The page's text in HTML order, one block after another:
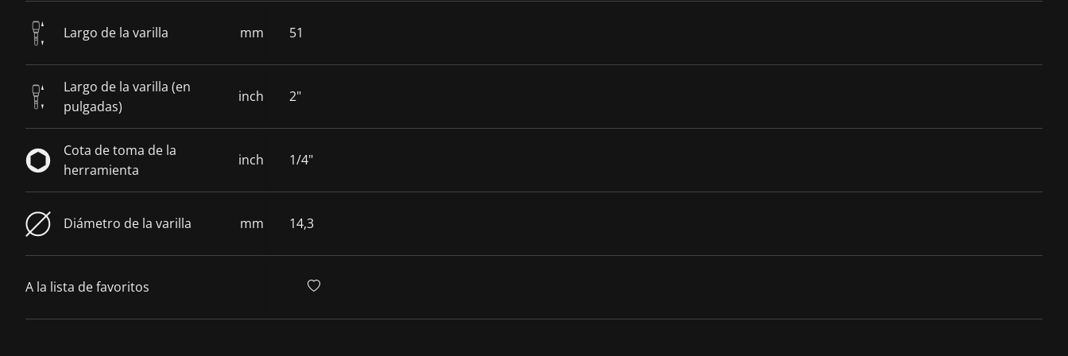
Largo de la varilla mm 51
Largo de la varilla (en
pulgadas)
inch 2"
Cota de toma de la
herramienta
inch 1/4"
Diámetro de la varilla mm 14,3
A la lista de favoritos